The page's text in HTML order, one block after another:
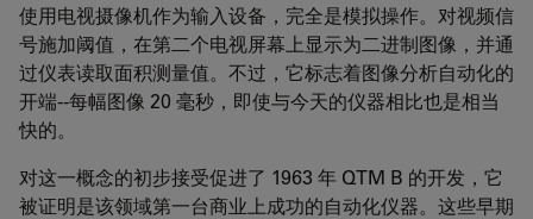
使用电视摄像机作为输入设备，完全是模拟操作。对视频信
号施加阈值，在第二个电视屏幕上显示为二进制图像，并通
过仪表读取面积测量值。不过，它标志着图像分析自动化的
开端--每幅图像 20 毫秒，即使与今天的仪器相比也是相当
快的。
对这一概念的初步接受促进了 1963 年 QTM B 的开发，它
被证明是该领域第一台商业上成功的自动化仪器。这些早期